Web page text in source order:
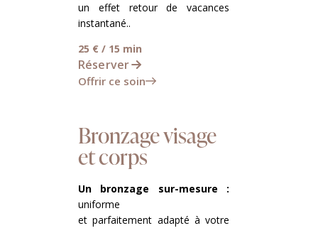
un effet retour de vacances
instantané..
25 € / 15 min
Réserver
Offrir ce soin
Bronzage visage
et corps
Un bronzage sur-mesure :
uniforme
et parfaitement adapté à votre